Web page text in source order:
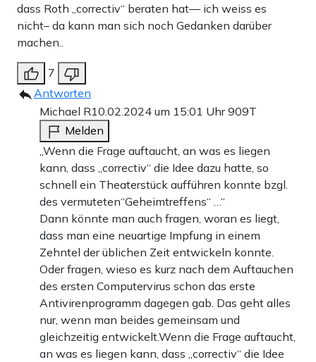
dass Roth „correctiv“ beraten hat— ich weiss es
nicht– da kann man sich noch Gedanken darüber
machen..
7
Antworten
Michael R10.02.2024 um 15:01 Uhr909T
Melden
„Wenn die Frage auftaucht, an was es liegen
kann, dass „correctiv“ die Idee dazu hatte, so
schnell ein Theaterstück aufführen konnte bzgl.
des vermuteten“Geheimtreffens“ …“
Dann könnte man auch fragen, woran es liegt,
dass man eine neuartige Impfung in einem
Zehntel der üblichen Zeit entwickeln konnte.
Oder fragen, wieso es kurz nach dem Auftauchen
des ersten Computervirus schon das erste
Antivirenprogramm dagegen gab. Das geht alles
nur, wenn man beides gemeinsam und
gleichzeitig entwickelt.Wenn die Frage auftaucht,
an was es liegen kann, dass „correctiv“ die Idee